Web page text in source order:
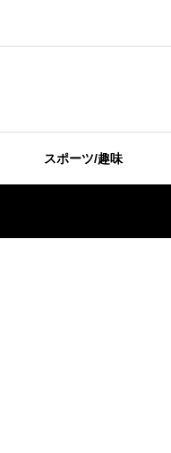
スポーツ/趣味